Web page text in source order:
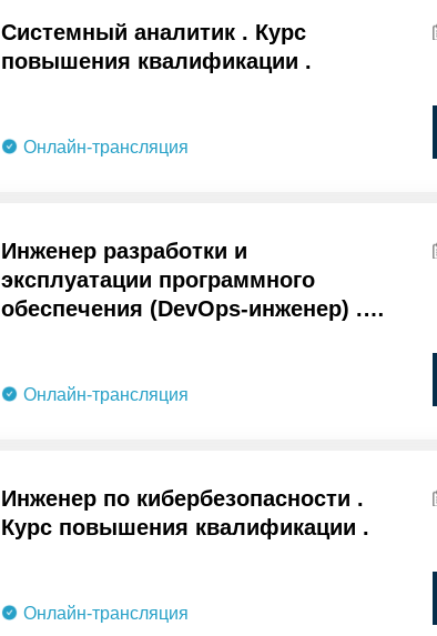
Системный аналитик . Курс
повышения квалификации .
Онлайн-трансляция
Инженер разработки и
эксплуатации программного
обеспечения (DevOps-инженер) .
Онлайн-трансляция
Инженер по кибербезопасности .
Курс повышения квалификации .
Онлайн-трансляция